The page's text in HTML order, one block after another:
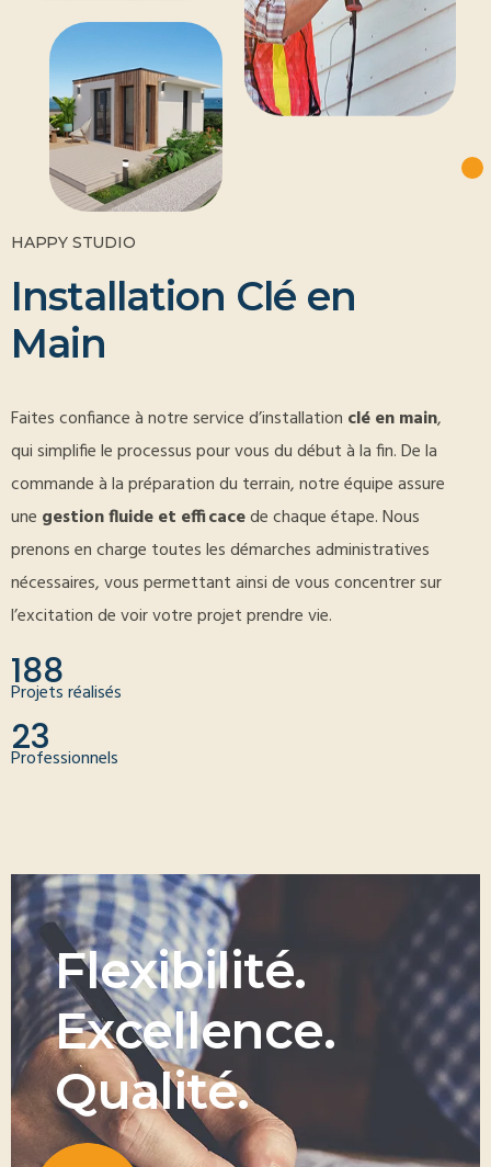
HAPPY STUDIO
Installation Clé en
Main
Faites confiance à notre service d’installation clé en main,
qui simplifie le processus pour vous du début à la fin. De la
commande à la préparation du terrain, notre équipe assure
une gestion fluide et efficacede chaque étape. Nous
prenons en charge toutes les démarches administratives
nécessaires, vous permettant ainsi de vous concentrer sur
l’excitation de voir votre projet prendre vie.
188
Projets réalisés
23
Professionnels
Flexibilité.
Excellence.
Qualité.